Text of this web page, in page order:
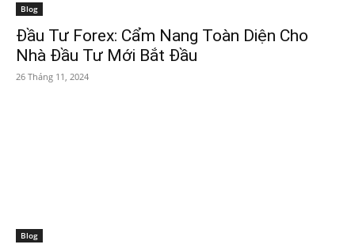
Blog
Đầu Tư Forex: Cẩm Nang Toàn Diện Cho
Nhà Đầu Tư Mới Bắt Đầu
26 Tháng 11, 2024
Blog